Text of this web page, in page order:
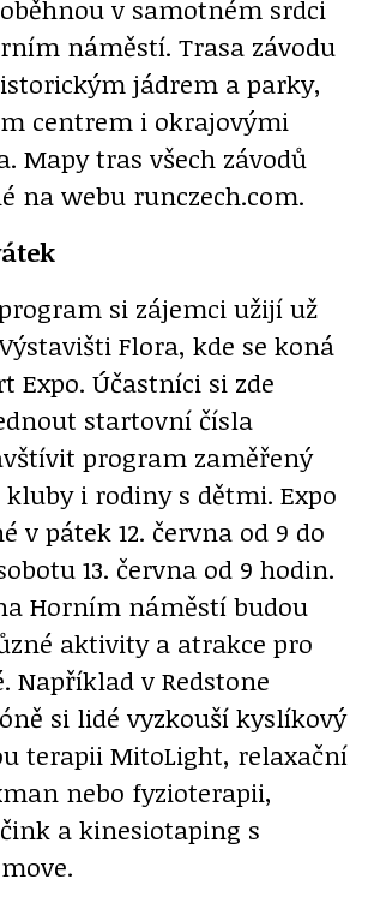
v samotném srdci
náměstí. Trasa závodu
jádrem a parky,
centrem i okrajovými
Mapy tras všech závodů
na webu runczech.com.
si zájemci užijí už
Flora, kde se koná
Expo. Účastníci si zde
startovní čísla
program zaměřený
i rodiny s dětmi. Expo
v pátek 12. června od 9 do
13. června od 9 hodin.
Horním náměstí budou
aktivity a atrakce pro
Například v Redstone
si lidé vyzkouší kyslíkový
terapii MitoLight, relaxační
nebo fyzioterapii,
a kinesiotaping s